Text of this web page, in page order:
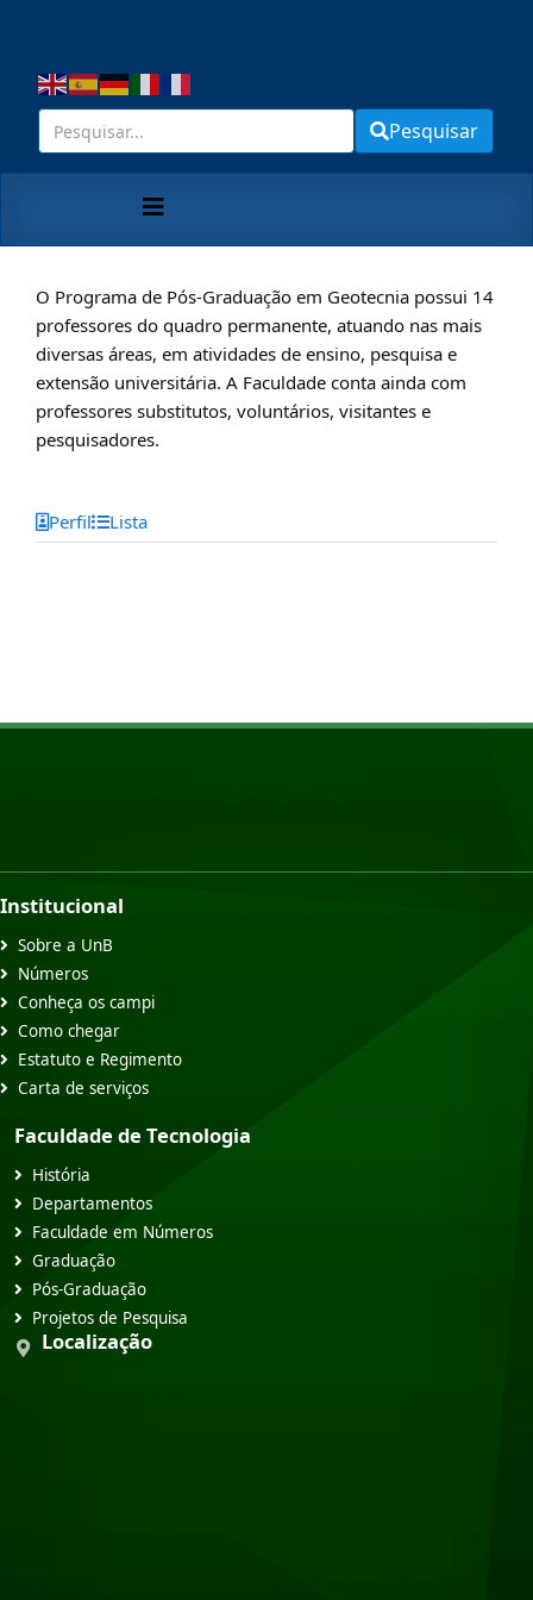
Pesquisar
O Programa de Pós-Graduação em Geotecnia possui 14
professores do quadro permanente, atuando nas mais
diversas áreas, em atividades de ensino, pesquisa e
extensão universitária. A Faculdade conta ainda com
professores substitutos, voluntários, visitantes e
pesquisadores.
Perfil Lista
Institucional
Sobre a UnB
Números
Conheça os campi
Como chegar
Estatuto e Regimento
Carta de serviços
Faculdade de Tecnologia
História
Departamentos
Faculdade em Números
Graduação
Pós-Graduação
Projetos de Pesquisa
Localização